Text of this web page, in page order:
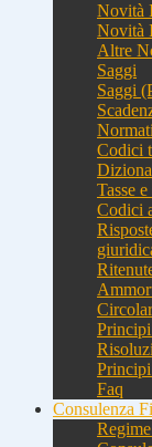
Novità
Novità
Altre
Saggi
Saggi
Codici
Tasse
Codici
Faq
Consulenza